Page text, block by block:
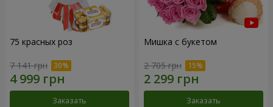
75 красных роз
7 141 грн
Заказать
Мишка с букетом
2 705 грн
Заказать